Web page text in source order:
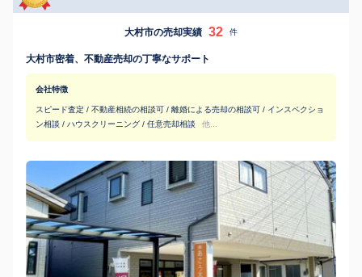
大村市の売却実績 32 件
大村市密着、不動産売却の丁寧なサポート
会社特徴
スピード査定 / 不動産相続の相談可 / 離婚による売却の相談可 / インスペクショ
ン相談 / ハウスクリーニング / 任意売却相談
他...